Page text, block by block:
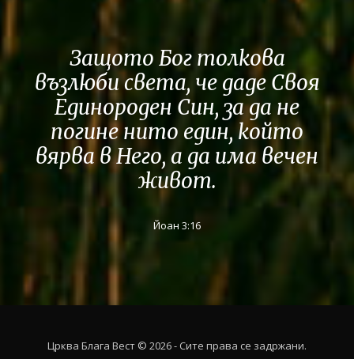
Защото Бог толкова
възлюби света, че даде Своя
Единороден Син, за да не
погине нито един, който
вярва в Него, а да има вечен
живот.
Йоан 3:16
Црква Блага Вест © 2026 - Сите права се задржани.